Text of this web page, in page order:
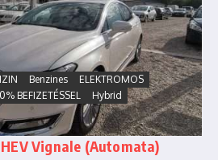
Benzines
ELEKTROMOS
BEFIZETÉSSEL
Hybrid
HEV Vignale (Automata)